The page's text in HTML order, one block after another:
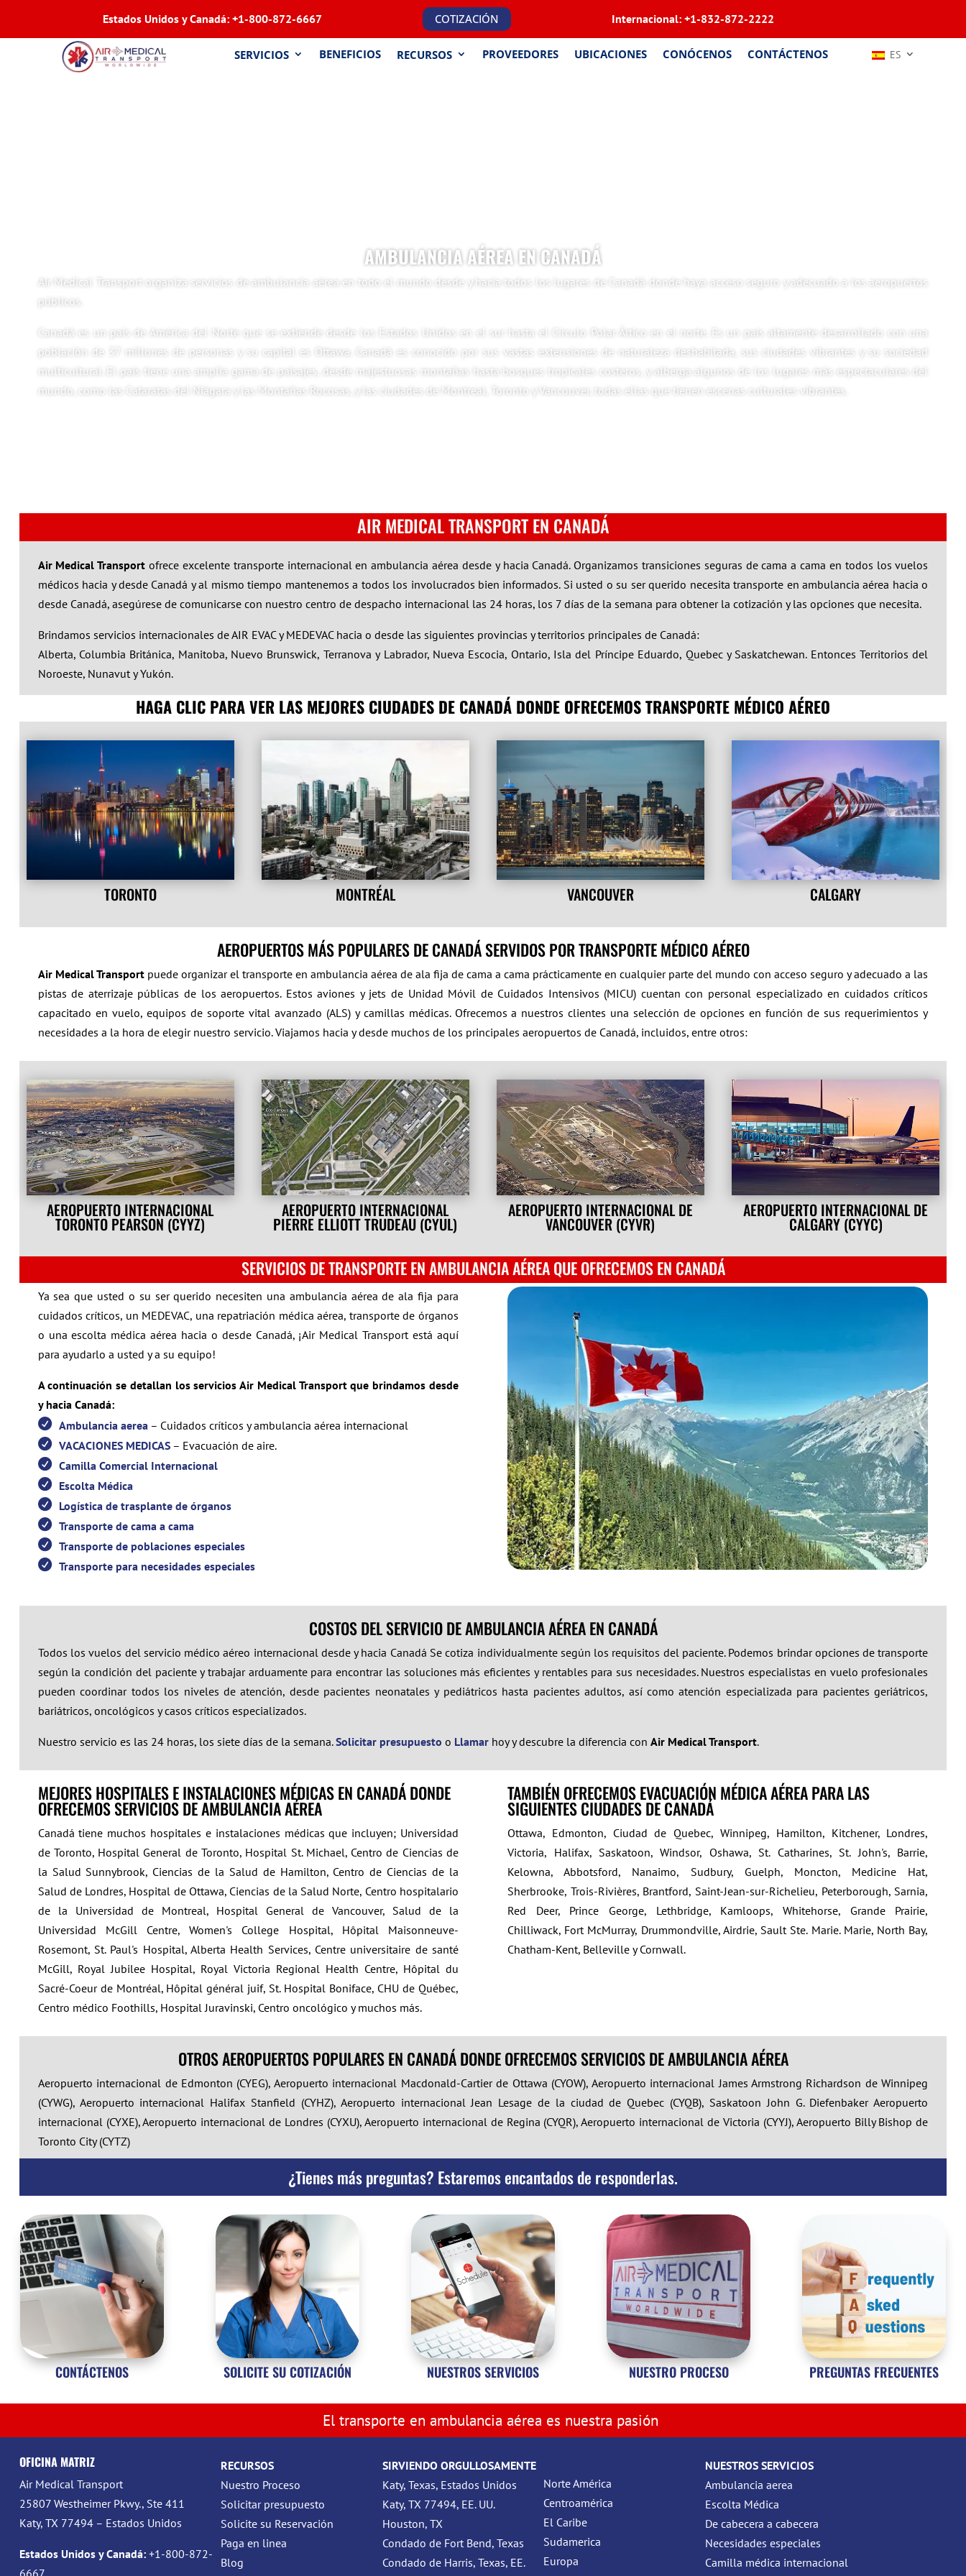
Estados Unidos y Canadá: +1-800-872-6667 COTIZACIÓN Internacional:+1-832-872-2222
SERVICIOS BENEFICIOS RECURSOS PROVEEDORES UBICACIONES CONÓCENOS CONTÁCTENOS ES
AMBULANCIA AÉREA EN CANADÁ
Air Medical Transport organiza servicios de ambulancia aérea en todo el mundo desde y hacia todos los lugares de Canadá donde haya acceso seguro y adecuado a los aeropuertos
públicos.
Canadá es un país de América del Norte que se extiende desde los Estados Unidos en el sur hasta el Círculo Polar Ártico en el norte. Es un país altamente desarrollado con una
población de 37 millones de personas y su capital es Ottawa. Canadá es conocido por sus vastas extensiones de naturaleza deshabitada, sus ciudades vibrantes y su sociedad
multicultural. El país tiene una amplia gama de paisajes, desde majestuosas montañas hasta bosques tropicales costeros, y alberga algunos de los lugares más espectaculares del
mundo, como las Cataratas del Niágara y las Montañas Rocosas, y las ciudades de Montreal, Toronto y Vancouver, todas ellas que tienen escenas culturales vibrantes.
AIR MEDICAL TRANSPORT EN CANADÁ
Air Medical Transport ofrece excelente transporte internacional en ambulancia aérea desde y hacia Canadá. Organizamos transiciones seguras de cama a cama en todos los vuelos
médicos hacia y desde Canadá y al mismo tiempo mantenemos a todos los involucrados bien informados. Si usted o su ser querido necesita transporte en ambulancia aérea hacia o
desde Canadá, asegúrese de comunicarse con nuestro centro de despacho internacional las 24 horas, los 7 días de la semana para obtener la cotización y las opciones que necesita.
Brindamos servicios internacionales de AIR EVAC y MEDEVAC hacia o desde las siguientes provincias y territorios principales de Canadá:
Alberta, Columbia Británica, Manitoba, Nuevo Brunswick, Terranova y Labrador, Nueva Escocia, Ontario, Isla del Príncipe Eduardo, Quebec y Saskatchewan. Entonces Territorios del
Noroeste, Nunavut yYukón.
HAGA CLIC PARA VER LAS MEJORES CIUDADES DE CANADÁ DONDE OFRECEMOS TRANSPORTE MÉDICO AÉREO
TORONTO MONTRÉAL VANCOUVER CALGARY
AEROPUERTOS MÁS POPULARES DE CANADÁ SERVIDOS POR TRANSPORTE MÉDICO AÉREO
Air Medical Transportpuede organizar el transporte en ambulancia aérea de ala fija de cama a cama prácticamente en cualquier parte del mundo con acceso seguro y adecuado a las
pistas de aterrizaje públicas de los aeropuertos. Estos aviones y jets de Unidad Móvil de Cuidados Intensivos (MICU) cuentan con personal especializado en cuidados críticos
capacitado en vuelo, equipos de soporte vital avanzado (ALS) y camillas médicas. Ofrecemos a nuestros clientes una selección de opciones en función de sus requerimientos y
necesidades a la hora de elegir nuestro servicio. Viajamos hacia y desde muchos de los principales aeropuertos de Canadá, incluidos, entre otros:
AEROPUERTO INTERNACIONAL
TORONTO PEARSON (CYYZ)
AEROPUERTO INTERNACIONAL
PIERRE ELLIOTT TRUDEAU (CYUL)
AEROPUERTO INTERNACIONAL DE
VANCOUVER (CYVR)
AEROPUERTO INTERNACIONAL DE
CALGARY (CYYC)
SERVICIOS DE TRANSPORTE EN AMBULANCIA AÉREA QUE OFRECEMOS EN CANADÁ
Ya sea que usted o su ser querido necesiten una ambulancia aérea de ala fija para
cuidados críticos, un MEDEVAC, una repatriación médica aérea, transporte de órganos
o una escolta médica aérea hacia o desde Canadá, ¡Air Medical Transport está aquí
para ayudarlo a usted y a su equipo!
A continuación se detallan los servicios Air Medical Transport que brindamos desde
y hacia Canadá:
Ambulancia aerea– Cuidados críticos y ambulancia aérea internacional
VACACIONES MEDICAS– Evacuación de aire.
Camilla Comercial Internacional
Escolta Médica
Logística de trasplante de órganos
Transporte de cama a cama
Transporte de poblaciones especiales
Transporte para necesidades especiales
COSTOS DEL SERVICIO DE AMBULANCIA AÉREA EN CANADÁ
Todos los vuelos del servicio médico aéreo internacional desde y hacia Canadá Se cotiza individualmente según los requisitos del paciente. Podemos brindar opciones de transporte
según la condición del paciente y trabajar arduamente para encontrar las soluciones más eficientes y rentables para sus necesidades. Nuestros especialistas en vuelo profesionales
pueden coordinar todos los niveles de atención, desde pacientes neonatales y pediátricos hasta pacientes adultos, así como atención especializada para pacientes geriátricos,
bariátricos, oncológicos y casos críticos especializados.
Nuestro servicio es las 24 horas, los siete días de la semana.Solicitar presupuesto o Llamarhoy y descubre la diferencia con Air Medical Transport.
MEJORES HOSPITALES E INSTALACIONES MÉDICAS EN CANADÁ DONDE
OFRECEMOS SERVICIOS DE AMBULANCIA AÉREA
Canadá tiene muchos hospitales e instalaciones médicas que incluyen; Universidad
de Toronto, Hospital General de Toronto, Hospital St. Michael, Centro de Ciencias de
la Salud Sunnybrook, Ciencias de la Salud de Hamilton, Centro de Ciencias de la
Salud de Londres, Hospital de Ottawa, Ciencias de la Salud Norte, Centro hospitalario
de la Universidad de Montreal, Hospital General de Vancouver, Salud de la
Universidad McGill Centre, Women's College Hospital, Hôpital Maisonneuve-
Rosemont, St. Paul's Hospital, Alberta Health Services, Centre universitaire de santé
McGill, Royal Jubilee Hospital, Royal Victoria Regional Health Centre, Hôpital du
Sacré-Coeur de Montréal, Hôpital général juif, St. Hospital Boniface, CHU de Québec,
Centro médico Foothills, Hospital Juravinski, Centro oncológico y muchos más.
TAMBIÉN OFRECEMOS EVACUACIÓN MÉDICA AÉREA PARA LAS
SIGUIENTES CIUDADES DE CANADÁ
Ottawa, Edmonton, Ciudad de Quebec, Winnipeg, Hamilton, Kitchener, Londres,
Victoria, Halifax, Saskatoon, Windsor, Oshawa, St. Catharines, St. John's, Barrie,
Kelowna, Abbotsford, Nanaimo, Sudbury, Guelph, Moncton, Medicine Hat,
Sherbrooke, Trois-Rivières, Brantford, Saint-Jean-sur-Richelieu, Peterborough, Sarnia,
Red Deer, Prince George, Lethbridge, Kamloops, Whitehorse, Grande Prairie,
Chilliwack, Fort McMurray, Drummondville, Airdrie, Sault Ste. Marie. Marie, North Bay,
Chatham-Kent, Belleville y Cornwall.
OTROS AEROPUERTOS POPULARES EN CANADÁ DONDE OFRECEMOS SERVICIOS DE AMBULANCIA AÉREA
Aeropuerto internacional de Edmonton (CYEG), Aeropuerto internacional Macdonald-Cartier de Ottawa (CYOW), Aeropuerto internacional James Armstrong Richardson de Winnipeg
(CYWG), Aeropuerto internacional Halifax Stanfield (CYHZ), Aeropuerto internacional Jean Lesage de la ciudad de Quebec (CYQB), Saskatoon John G. Diefenbaker Aeropuerto
internacional (CYXE), Aeropuerto internacional de Londres (CYXU), Aeropuerto internacional de Regina (CYQR), Aeropuerto internacional de Victoria (CYYJ), Aeropuerto Billy Bishop de
Toronto City (CYTZ)
¿Tienes más preguntas? Estaremos encantados de responderlas.
CONTÁCTENOS SOLICITE SU COTIZACIÓN NUESTROS SERVICIOS NUESTRO PROCESO PREGUNTAS FRECUENTES
El transporte en ambulancia aérea es nuestra pasión
OFICINA MATRIZ
Air Medical Transport
25807 Westheimer Pkwy., Ste 411
Katy, TX 77494 – Estados Unidos
Estados Unidos y Canadá:+1-800-872-
RECURSOS
Nuestro Proceso
Solicitar presupuesto
Solicite su Reservación
Paga en linea
Blog
SIRVIENDO ORGULLOSAMENTE
Katy, Texas, Estados Unidos
Katy, TX 77494, EE. UU.
Houston, TX
Condado de Fort Bend, Texas
Condado de Harris, Texas, EE.
Norte América
Centroamérica
El Caribe
Sudamerica
Europa
NUESTROS SERVICIOS
Ambulancia aerea
Escolta Médica
De cabecera a cabecera
Necesidades especiales
Camilla médica internacional